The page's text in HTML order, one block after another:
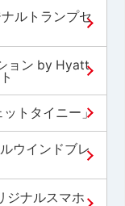
ルトランプセ
ョン by Hyatt
トタイニー」
ウインドブレ
ジナルスマホ